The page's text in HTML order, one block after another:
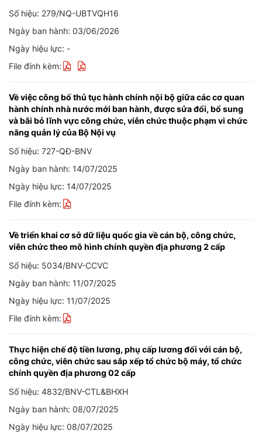
Số hiệu: 279/NQ-UBTVQH16
Ngày ban hành: 03/06/2026
Ngày hiệu lực: -
File đính kèm:
Về việc công bố thủ tục hành chính nội bộ giữa các cơ quan
hành chính nhà nước mới ban hành, được sửa đổi, bổ sung
và bãi bỏ lĩnh vực công chức, viên chức thuộc phạm vi chức
năng quản lý của Bộ Nội vụ
Số hiệu: 727-QĐ-BNV
Ngày ban hành: 14/07/2025
Ngày hiệu lực: 14/07/2025
File đính kèm:
Về triển khai cơ sở dữ liệu quốc gia về cán bộ, công chức,
viên chức theo mô hình chính quyền địa phương 2 cấp
Số hiệu: 5034/BNV-CCVC
Ngày ban hành: 11/07/2025
Ngày hiệu lực: 11/07/2025
File đính kèm:
Thực hiện chế độ tiền lương, phụ cấp lương đối với cán bộ,
công chức, viên chức sau sắp xếp tổ chức bộ máy, tổ chức
chính quyền địa phương 02 cấp
Số hiệu: 4832/BNV-CTL&BHXH
Ngày ban hành: 08/07/2025
Ngày hiệu lực: 08/07/2025